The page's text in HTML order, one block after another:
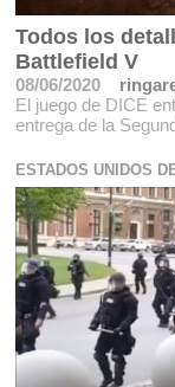
Todos los
Battlefield V
08/06/2020
El juego de DICE
entrega de la
ESTADOS UNIDOS